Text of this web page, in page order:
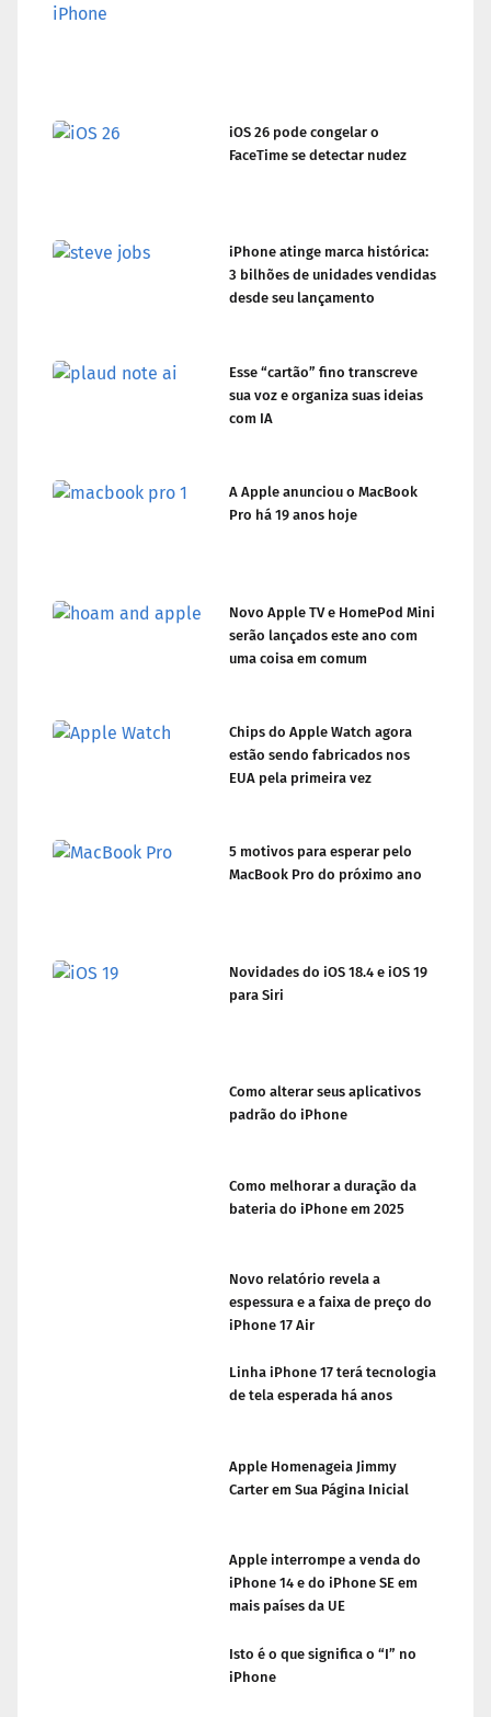
iOS 26 pode congelar o
FaceTime se detectar nudez
iPhone atinge marca histórica:
3 bilhões de unidades vendidas
desde seu lançamento
Esse “cartão” fino transcreve
sua voz e organiza suas ideias
com IA
A Apple anunciou o MacBook
Pro há 19 anos hoje
Novo Apple TV e HomePod Mini
serão lançados este ano com
uma coisa em comum
Chips do Apple Watch agora
estão sendo fabricados nos
EUA pela primeira vez
5 motivos para esperar pelo
MacBook Pro do próximo ano
Novidades do iOS 18.4 e iOS 19
para Siri
Como alterar seus aplicativos
padrão do iPhone
Como melhorar a duração da
bateria do iPhone em 2025
Novo relatório revela a
espessura e a faixa de preço do
iPhone 17 Air
Linha iPhone 17 terá tecnologia
de tela esperada há anos
Apple Homenageia Jimmy
Carter em Sua Página Inicial
Apple interrompe a venda do
iPhone 14 e do iPhone SE em
mais países da UE
Isto é o que significa o “I” no
iPhone